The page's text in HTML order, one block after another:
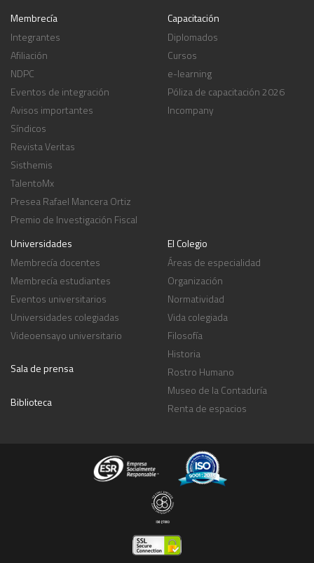
Membrecía
Integrantes
Afiliación
NDPC
Eventos de integración
Avisos importantes
Síndicos
Revista Veritas
Sisthemis
TalentoMx
Presea Rafael Mancera Ortiz
Premio de Investigación Fiscal
Capacitación
Diplomados
Cursos
e-learning
Póliza de capacitación 2026
Incompany
Universidades
Membrecía docentes
Membrecía estudiantes
Eventos universitarios
Universidades colegiadas
Videoensayo universitario
Sala de prensa
Biblioteca
El Colegio
Áreas de especialidad
Organización
Normatividad
Vida colegiada
Filosofía
Historia
Rostro Humano
Museo de la Contaduría
Renta de espacios